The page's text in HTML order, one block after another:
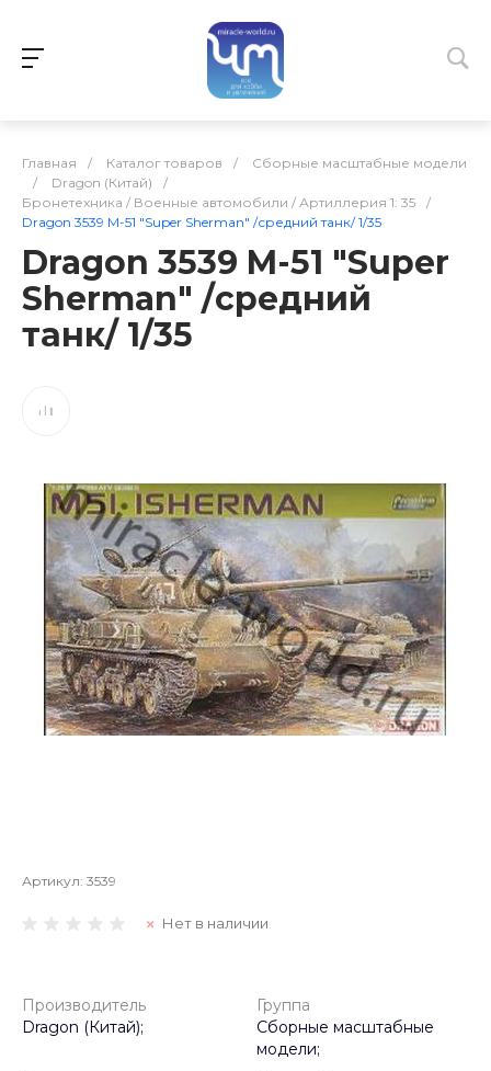
Главная / Каталог товаров /
Сборные масштабные модели
/
Dragon (Китай)
/
Бронетехника / Военные автомобили / Артиллерия 1: 35
/
Dragon 3539 M-51 "Super Sherman" /средний танк/ 1/35
Dragon 3539 M-51 "Super
Sherman" /средний
танк/ 1/35
Артикул: 3539
Нет в наличии
Производитель
Dragon (Китай);
Группа
Сборные масштабные
модели;